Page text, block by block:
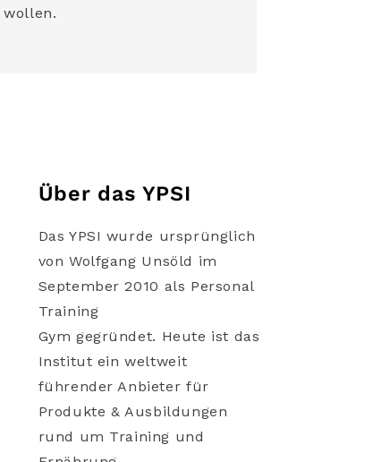
Über das YPSI
Das YPSI wurde ursprünglich
von Wolfgang Unsöld im
September 2010 als Personal
Training
Gym gegründet. Heute ist das
Institut ein weltweit
führender Anbieter für
Produkte & Ausbildungen
rund um Training und